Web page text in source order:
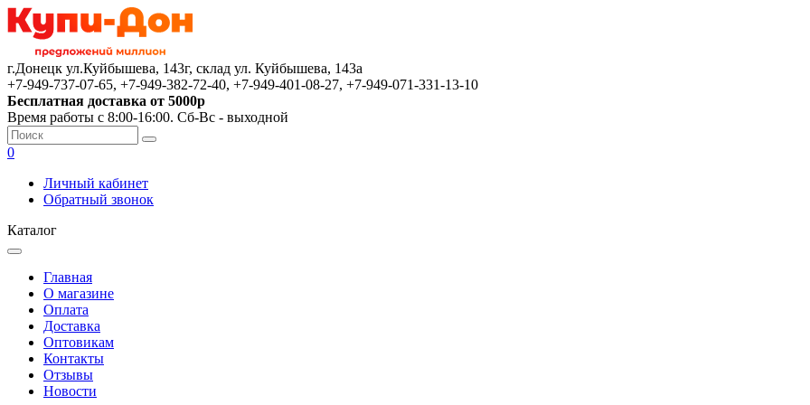
г.Донецк ул.Куйбышева, 143г, склад ул. Куйбышева, 143а
+7-949-737-07-65, +7-949-382-72-40, +7-949-401-08-27, +7-949-071-331-13-10
Бесплатная доставка от 5000р
Время работы с 8:00-16:00. Сб-Вс - выходной
0
Личный кабинет
Обратный звонок
Каталог
Главная
О магазине
Оплата
Доставка
Оптовикам
Контакты
Отзывы
Новости